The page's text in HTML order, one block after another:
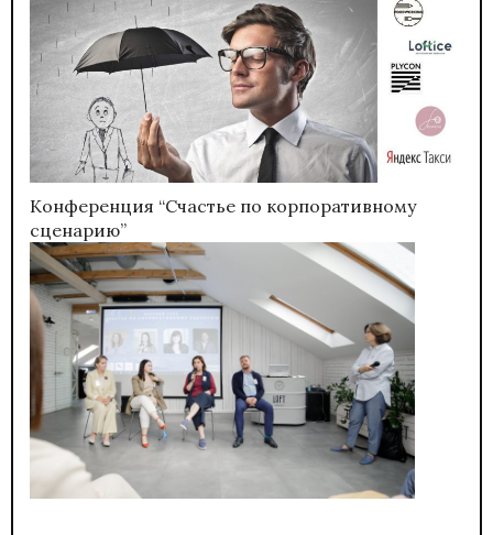
Конференция “Счастье по корпоративному
сценарию”